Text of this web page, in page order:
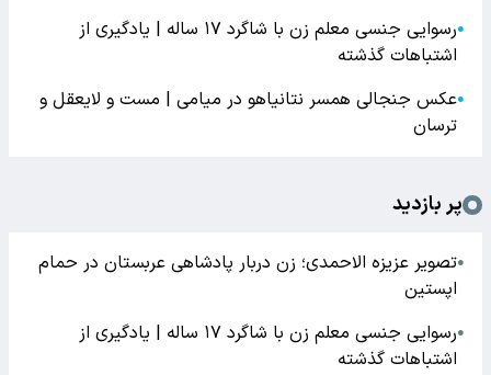
●
رسوایی جنسی معلم زن با شاگرد ۱۷ ساله | یادگیری از
اشتباهات گذشته
●عکس جنجالی همسر نتانیاهو در میامی | مست و لایعقل و
ترسان
پر بازدید
●تصویر عزیزه الاحمدی؛ زن دربار پادشاهی عربستان در حمام
اپستین
●
رسوایی جنسی معلم زن با شاگرد ۱۷ ساله | یادگیری از
اشتباهات گذشته